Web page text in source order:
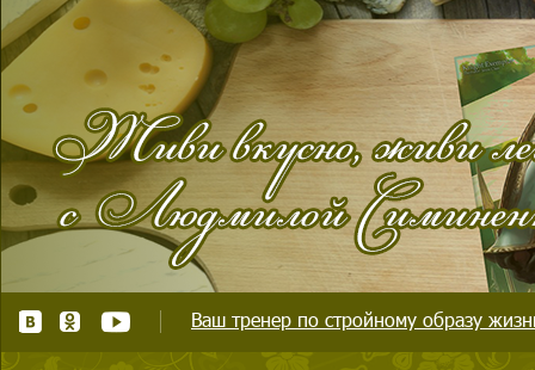
Ваш тренер по стройному образу